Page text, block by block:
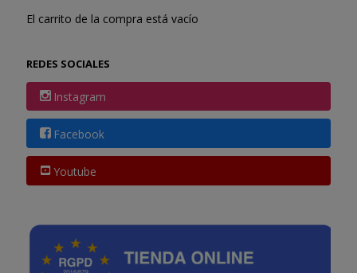
El carrito de la compra está vacío
REDES SOCIALES
Instagram
Facebook
Youtube